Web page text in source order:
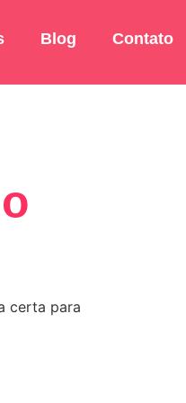
Blog Contato
certa para